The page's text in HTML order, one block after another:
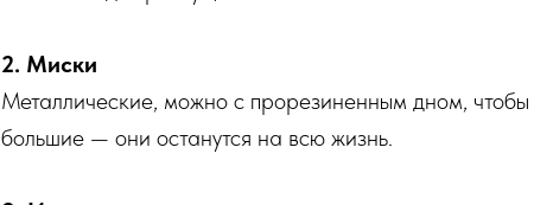
2. Миски
Металлические, можно с прорезиненным дном, чтобы
большие — они останутся на всю жизнь.